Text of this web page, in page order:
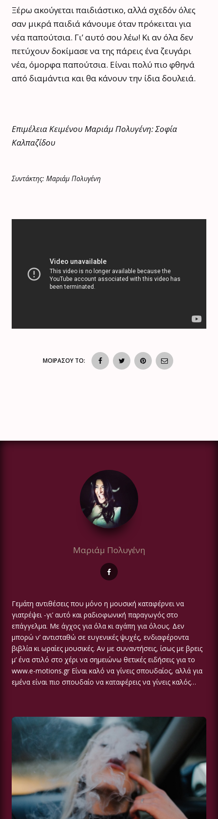
Ξέρω ακούγεται παιδιάστικο, αλλά σχεδόν όλες
σαν μικρά παιδιά κάνουμε όταν πρόκειται για
νέα παπούτσια. Γι’ αυτό σου λέω! Κι αν όλα δεν
πετύχουν δοκίμασε να της πάρεις ένα ζευγάρι
νέα, όμορφα παπούτσια. Είναι πολύ πιο φθηνά
από διαμάντια και θα κάνουν την ίδια δουλειά.
Επιμέλεια Κειμένου Μαριάμ Πολυγένη: Σοφία
Καλπαζίδου
Συντάκτης: Μαριάμ Πολυγένη
ΜΟΙΡΑΣΟΥ ΤΟ:
Μαριάμ Πολυγένη
Γεμάτη αντιθέσεις που μόνο η μουσική καταφέρνει να
γιατρέψει -γι’ αυτό και ραδιοφωνική παραγωγός στο
επάγγελμα. Με άγχος για όλα κι αγάπη για όλους. Δεν
μπορώ ν’ αντισταθώ σε ευγενικές ψυχές, ενδιαφέροντα
βιβλία κι ωραίες μουσικές. Αν με συναντήσεις, ίσως με βρεις
μ’ ένα στιλό στο χέρι να σημειώνω θετικές ειδήσεις για το
www.e-motions.gr Είναι καλό να γίνεις σπουδαίος, αλλά για
εμένα είναι πιο σπουδαίο να καταφέρεις να γίνεις καλός…